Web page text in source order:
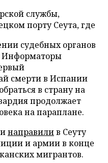
службы,
порту Сеута, где
судебных органов
Информаторы
смерти в Испании
в страну на
продолжает
на параплане.
направилив Сеуту
и армии в конце
мигрантов.